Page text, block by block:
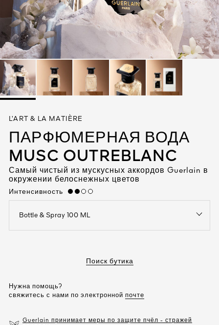
ГОДУ
L’ART & LA MATIÈRE
ПАРФЮМЕРНАЯ ВОДА
MUSC OUTREBLANC
Самый чистый из мускусных аккордов Guerlain в
окружении белоснежных цветов
Интенсивность medium
Bottle & Spray 100 ML
open the dropdown menu to see the available colors / to choose a
Поиск бутика
Нужна помощь?
свяжитесь с нами по электронной почте
Guerlain принимает меры по защите пчёл - стражей